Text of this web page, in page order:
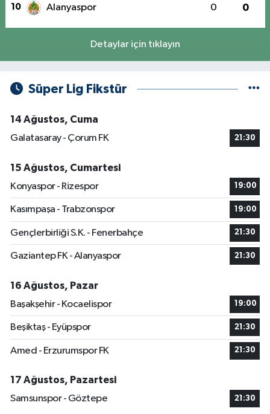
10 Alanyaspor 0 0
Detaylar için tıklayın
Süper Lig Fikstür
14 Ağustos, Cuma
Galatasaray - Çorum FK
21:30
15 Ağustos, Cumartesi
Konyaspor - Rizespor
19:00
Kasımpaşa - Trabzonspor 19:00
Gençlerbirliği S.K. - Fenerbahçe 21:30
Gaziantep FK - Alanyaspor 21:30
16 Ağustos, Pazar
Başakşehir - Kocaelispor
19:00
Beşiktaş - Eyüpspor 21:30
Amed - Erzurumspor FK 21:30
17 Ağustos, Pazartesi
Samsunspor - Göztepe
21:30